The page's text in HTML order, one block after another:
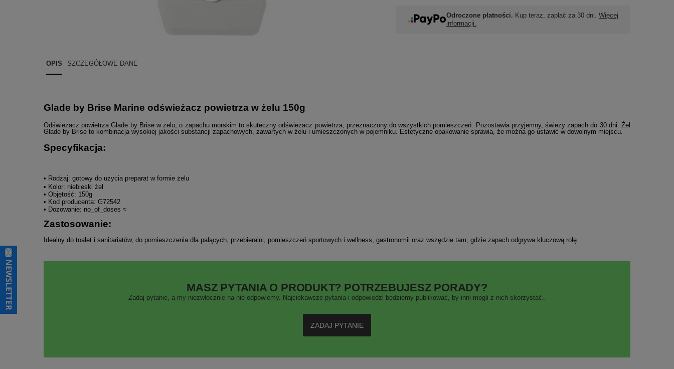
Odroczone płatności. Kup teraz, zapłać za 30 dni. Więcej
informacji.
OPIS SZCZEGÓŁOWE DANE
Glade by Brise Marine od świeżacz powietrza w że lu 150g
Odświeżacz powietrza Glade by Brise w żelu, o zapachu morskim to skuteczny odświeżacz powietrza, przeznaczony do wszystkich pomieszczeń. Pozostawia przyjemny, świeży zapach do 30 dni. Żel
Glade by Brise to kombinacja wysokiej jakości substancji zapachowych, zawartych w żelu i umieszczonych wpojemniku. Estetyczne opakowanie sprawia, że można go ustawić w dowolnym miejscu.
Specyfikacja:
• Rodzaj: gotowy do użycia preparat w formie żelu
• Kolor: niebieski żel
• Objętość: 150g
• Kod producenta: G72542
• Dozowanie: no_of_doses ≈
Zastosowanie:
Idealny do toalet i sanitariatów, do pomieszczenia dla palących, przebieralni, pomieszczeń sportowych i wellness, gastronomii oraz wszędzie tam, gdzie zapach odgrywa kluczową rolę.
MASZ PYTANIA O PRODUKT? POTRZEBUJESZ PORADY?
Zadaj pytanie, a my niezwłocznie na nie odpowiemy. Najciekawsze pytania i odpowiedzi będziemy publikować, by inni mogli z nich skorzystać..
ZADAJ PYTANIE